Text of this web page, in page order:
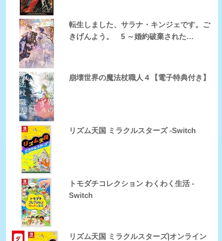
転生しました、サラナ・キンジェです。ご
きげんよう。 5 ～婚約破棄された…
崩壊世界の魔法杖職人４【電子特典付き】
リズム天国 ミラクルスターズ -Switch
トモダチコレクション わくわく生活 -
Switch
リズム天国 ミラクルスターズ|オンライン